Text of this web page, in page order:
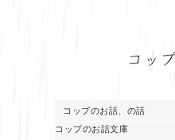
コップのお話、の話
コップのお話文庫